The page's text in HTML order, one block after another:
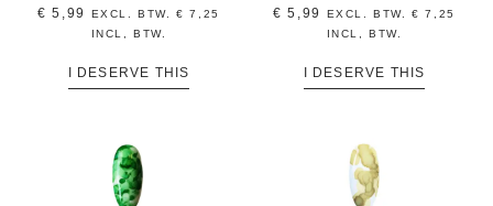
€ 5,99 EXCL. BTW.€ 7,25
INCL, BTW.
I DESERVE THIS
€ 5,99 EXCL. BTW.€ 7,25
INCL, BTW.
I DESERVE THIS